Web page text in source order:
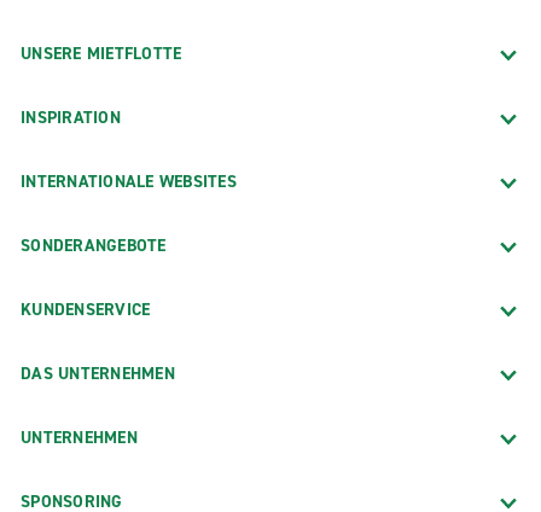
UNSERE MIETFLOTTE
INSPIRATION
INTERNATIONALE WEBSITES
SONDERANGEBOTE
KUNDENSERVICE
DAS UNTERNEHMEN
UNTERNEHMEN
SPONSORING